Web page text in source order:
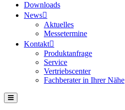
Downloads
News
Aktuelles
Messetermine
Kontakt
Produktanfrage
Service
Vertriebscenter
Fachberater in Ihrer Nähe